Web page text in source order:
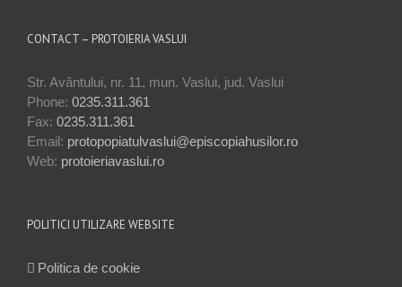
CONTACT – PROTOIERIA VASLUI
Str. Avântului, nr. 11, mun. Vaslui, jud. Vaslui
Phone: 0235.311.361
Fax: 0235.311.361
Email: protopopiatulvaslui@episcopiahusilor.ro
Web: protoieriavaslui.ro
POLITICI UTILIZARE WEBSITE
Politica de cookie